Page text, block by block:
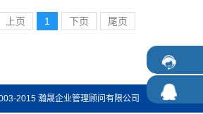
上页 1 下页 尾页
2015 瀚晟企业管理顾问有限公司